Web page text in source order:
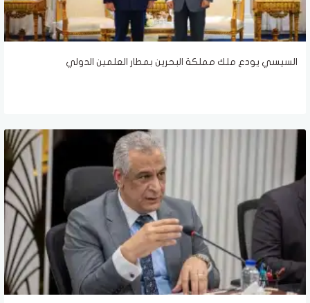
السيسي يودع ملك مملكة البحرين بمطار العلمين الدولي